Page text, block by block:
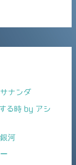
ナンダ
る時 by アシ
河